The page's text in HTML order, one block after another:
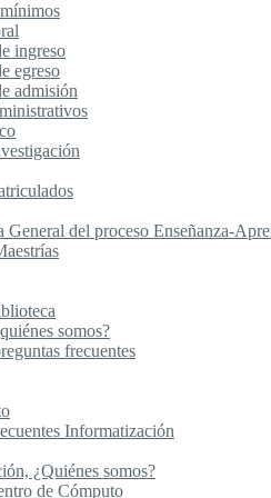
ingreso
egreso
admisión
General del proceso Enseñanza-
somos?
frecuentes
Informatización
¿Quiénes somos?
de Cómputo